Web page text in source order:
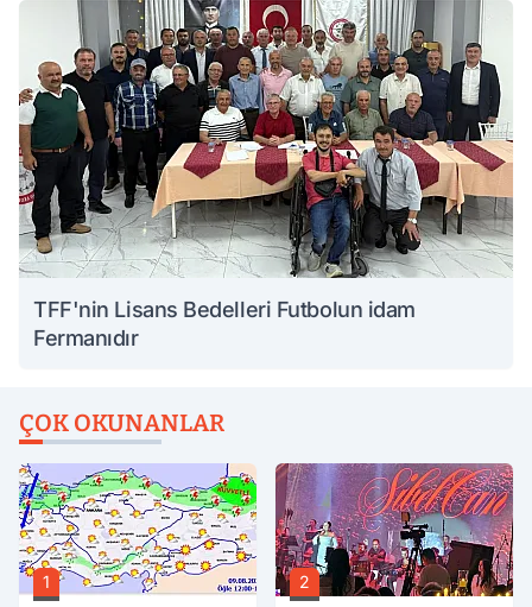
TFF'nin Lisans Bedelleri Futbolun idam
Fermanıdır
ÇOK OKUNANLAR
1 2